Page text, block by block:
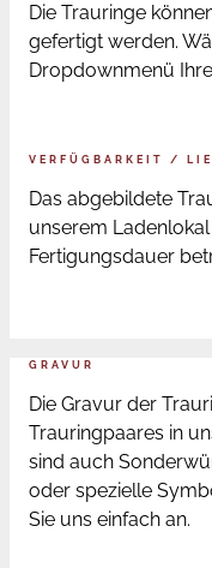
Die Trauringe
gefertigt werden.
Dropdownmenü
VERFÜGBARKEIT /
Das abgebildete
unserem
Fertigungsdauer
GRAVUR
Die Gravur der
Trauringpaares in
sind auch
oder spezielle
Sie uns einfach an.